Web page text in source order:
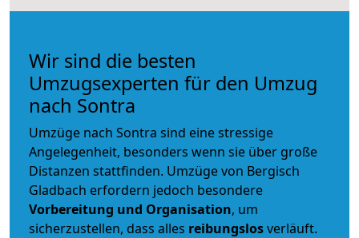
Wir sind die besten
Umzugsexperten für den Umzug
nach Sontra
Umzüge nach Sontra sind eine stressige
Angelegenheit, besonders wenn sie über große
Distanzen stattfinden. Umzüge von Bergisch
Gladbach erfordern jedoch besondere
Vorbereitung und Organisation, um
sicherzustellen, dass alles reibungslosverläuft.